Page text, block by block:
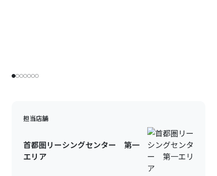
担当店舗
首都圏リーシングセンター 第一
エリア